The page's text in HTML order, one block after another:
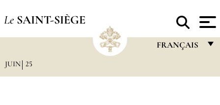
Le SAINT-SIÈGE
FRANÇAIS
JUIN 25